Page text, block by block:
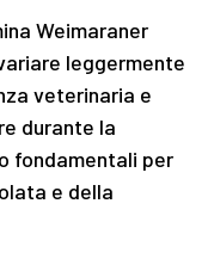
Weimaraner
leggermente
veterinaria e
durante la
fondamentali per
e della